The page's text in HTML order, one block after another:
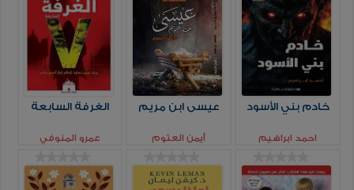
خادم بني الأسود
احمد ابراهيم
عيسى ابن مريم
أيمن العتوم
الغرفة السابعة
عمرو المنوفي